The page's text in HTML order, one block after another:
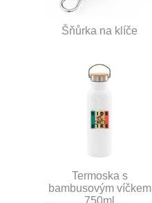
Šňůrka na klíče
Termoska s
bambusovým víčkem
750ml